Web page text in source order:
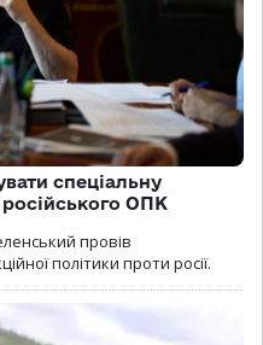
спеціальну
ОПК
провів
політики проти росії.